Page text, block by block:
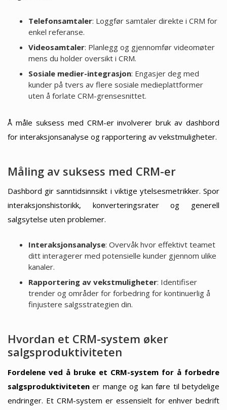
Telefonsamtaler: Loggfør samtaler direkte i CRM for
enkel referanse.
Videosamtaler: Planlegg og gjennomfør videomøter
mens du holder oversikt i CRM.
Sosiale medier-integrasjon: Engasjer deg med
kunder på tvers av flere sosiale medieplattformer
uten å forlate CRM-grensesnittet.
Å måle suksess med CRM-er involverer bruk av dashbord
for interaksjonsanalyse og rapportering av vekstmuligheter.
Måling av suksess med CRM-er
Dashbord gir sanntidsinnsikt i viktige ytelsesmetrikker. Spor
interaksjonshistorikk, konverteringsrater og generell
salgsytelse uten problemer.
Interaksjonsanalyse: Overvåk hvor effektivt teamet
ditt interagerer med potensielle kunder gjennom ulike
kanaler.
Rapportering av vekstmuligheter: Identifiser
trender og områder for forbedring for kontinuerlig å
finjustere salgsstrategien din.
Hvordan et CRM-system øker
salgsproduktiviteten
Fordelene ved å bruke et CRM-system for å forbedre
salgsproduktiviteten er mange og kan føre til betydelige
endringer. Et CRM-system er essensielt for enhver bedrift